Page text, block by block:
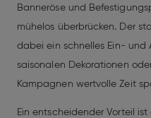
Banneröse und
mühelos überbrücken. Der
dabei ein schnelles Ein- und
saisonalen Dekorationen
Kampagnen wertvolle Zeit
Ein entscheidender Vorteil